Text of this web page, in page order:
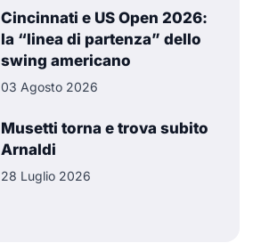
Cincinnati e US Open 2026:
la “linea di partenza” dello
swing americano
03 Agosto 2026
Musetti torna e trova subito
Arnaldi
28 Luglio 2026